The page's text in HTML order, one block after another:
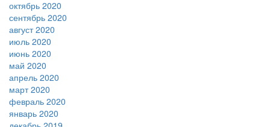
октябрь 2020
сентябрь 2020
август 2020
июль 2020
июнь 2020
май 2020
апрель 2020
март 2020
февраль 2020
январь 2020